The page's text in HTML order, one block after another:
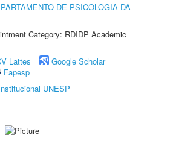
DE PSICOLOGIA DA
Category: RDIDP Academic
Lattes
Google Scholar
Fapesp
UNESP